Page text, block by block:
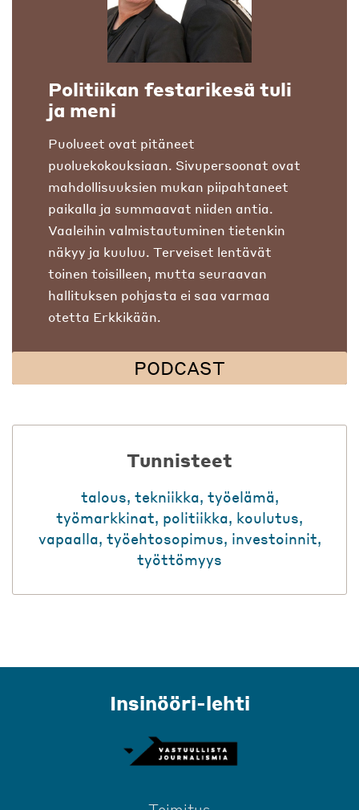
Politiikan festarikesä tuli
ja meni
Puolueet ovat pitäneet
puoluekokouksiaan. Sivupersoonat ovat
mahdollisuuksien mukan piipahtaneet
paikalla ja summaavat niiden antia.
Vaaleihin valmistautuminen tietenkin
näkyy ja kuuluu. Terveiset lentävät
toinen toisilleen, mutta seuraavan
hallituksen pohjasta ei saa varmaa
otetta Erkkikään.
PODCAST
Tunnisteet
talous, tekniikka, työelämä,
työmarkkinat, politiikka, koulutus,
vapaalla, työehtosopimus, investoinnit,
työttömyys
Insinööri-lehti